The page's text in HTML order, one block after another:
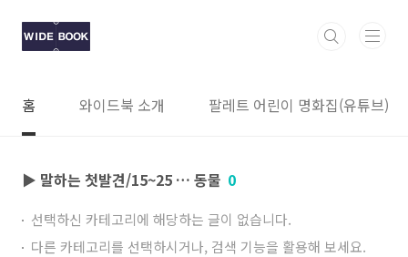
홈 와이드북 소개 팔레트 어린이 명화집(유튜브)
▶ 말하는 첫발견/15~25 … 동물 0
선택하신 카테고리에 해당하는 글이 없습니다.
다른 카테고리를 선택하시거나, 검색 기능을 활용해 보세요.